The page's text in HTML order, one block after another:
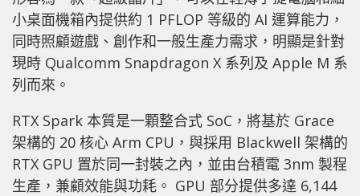
小桌面機箱內提供約 1 PFLOP 等級的 AI 運算能力，
同時照顧遊戲、創作和一般生產力需求，明顯是針對
現時 Qualcomm Snapdragon X 系列及 Apple M 系
列而來。
RTX Spark 本質是一顆整合式 SoC，將基於 Grace
架構的 20 核心 Arm CPU，與採用 Blackwell 架構的
RTX GPU 置於同一封裝之內，並由台積電 3nm 製程
生產，兼顧效能與功耗。 GPU 部分提供多達 6,144